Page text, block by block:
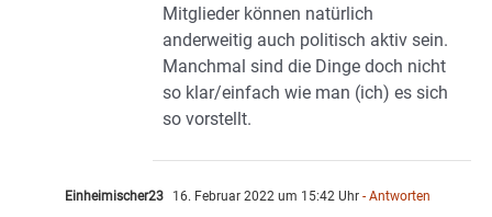
Mitglieder können natürlich
anderweitig auch politisch aktiv sein.
Manchmal sind die Dinge doch nicht
so klar/einfach wie man (ich) es sich
so vorstellt.
Einheimischer23 16. Februar 2022 um 15:42 Uhr - Antworten